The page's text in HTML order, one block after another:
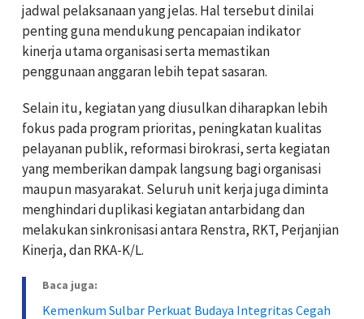
jadwal pelaksanaan yang jelas. Hal tersebut dinilai
penting guna mendukung pencapaian indikator
kinerja utama organisasi serta memastikan
penggunaan anggaran lebih tepat sasaran.
Selain itu, kegiatan yang diusulkan diharapkan lebih
fokus pada program prioritas, peningkatan kualitas
pelayanan publik, reformasi birokrasi, serta kegiatan
yang memberikan dampak langsung bagi organisasi
maupun masyarakat. Seluruh unit kerja juga diminta
menghindari duplikasi kegiatan antarbidang dan
melakukan sinkronisasi antara Renstra, RKT, Perjanjian
Kinerja, dan RKA-K/L.
Baca juga:
Kemenkum Sulbar Perkuat Budaya Integritas Cegah